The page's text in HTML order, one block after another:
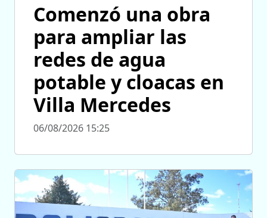
Comenzó una obra
para ampliar las
redes de agua
potable y cloacas en
Villa Mercedes
06/08/2026 15:25